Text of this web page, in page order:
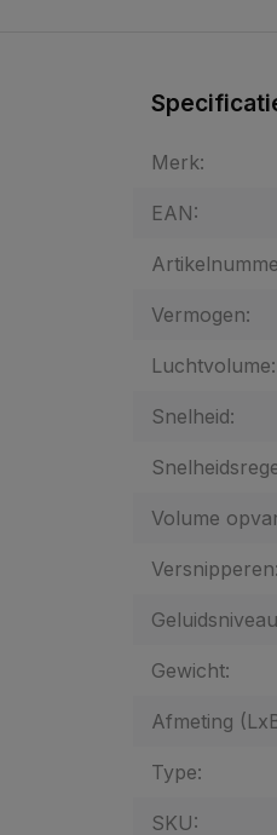
Merk:
EAN:
Vermogen:
Luchtvolume:
Snelheid:
Volume
Versnipperen:
Gewicht:
Afmeting
Type:
SKU: